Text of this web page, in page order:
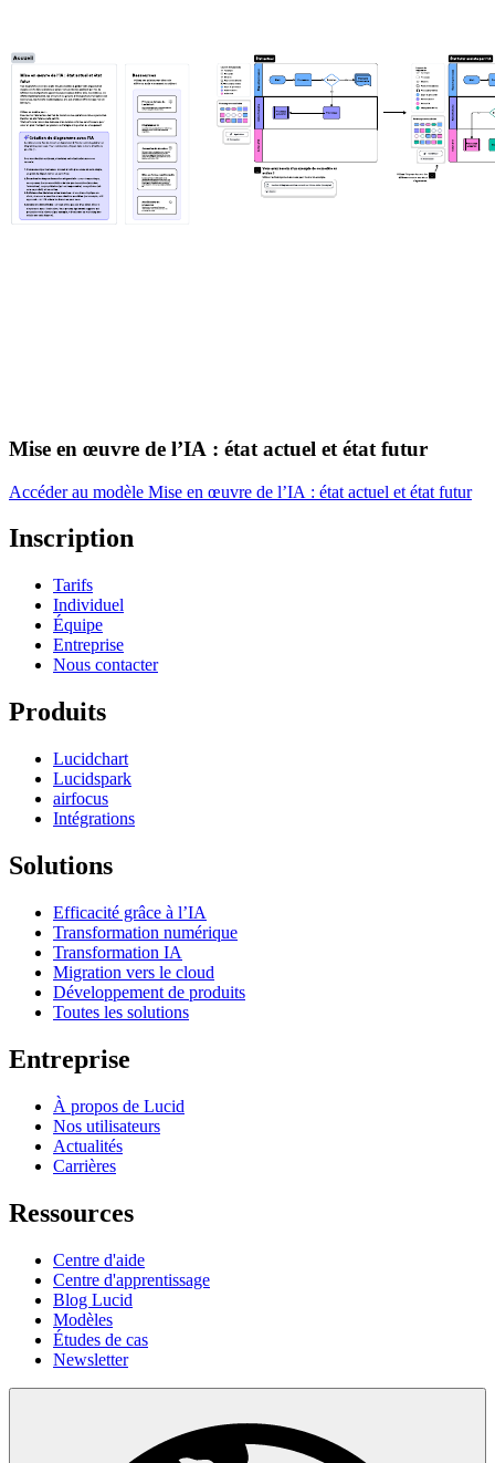
Mise en œuvre de l’IA : état actuel et état futur
Accéder au modèle Mise en œuvre de l’IA : état actuel et état futur
Inscription
Tarifs
Individuel
Équipe
Entreprise
Nous contacter
Produits
Lucidchart
Lucidspark
airfocus
Intégrations
Solutions
Efficacité grâce à l’IA
Transformation numérique
Transformation IA
Migration vers le cloud
Développement de produits
Toutes les solutions
Entreprise
À propos de Lucid
Nos utilisateurs
Actualités
Carrières
Ressources
Centre d'aide
Centre d'apprentissage
Blog Lucid
Modèles
Études de cas
Newsletter